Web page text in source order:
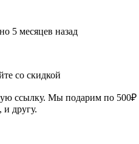
5 месяцев назад
со скидкой
ссылку. Мы подарим по 500₽
другу.